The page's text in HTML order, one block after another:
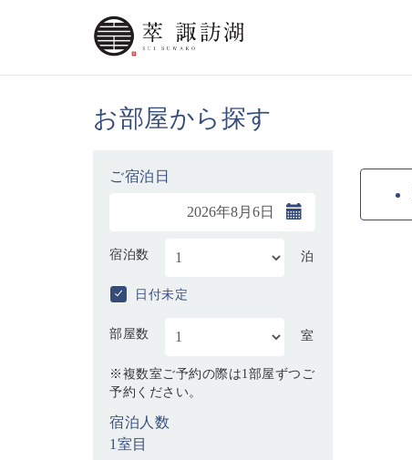
お部屋から探す
ご宿泊日
宿泊数 泊
日付未定
部屋数 室
※複数室ご予約の際は1部屋ずつご
予約ください。
宿泊人数
1室目